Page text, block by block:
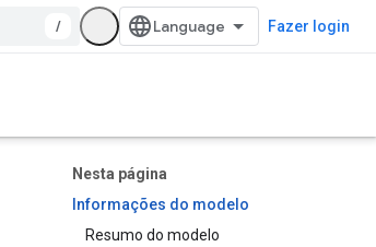
/ Fazer login
Nesta página
Informações do modelo
Resumo do modelo